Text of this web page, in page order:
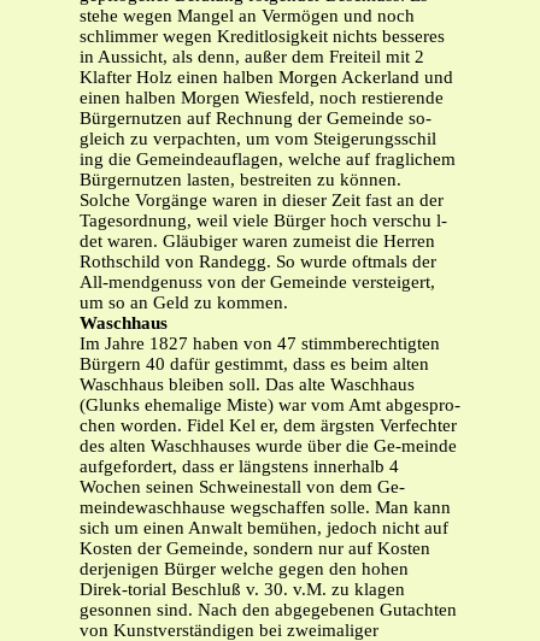
stehe wegen Mangel an Vermögen und noch
schlimmer wegen Kreditlosigkeit nichts besseres
in Aussicht, als denn, außer dem Freiteil mit 2
Klafter Holz einen halben Morgen Ackerland und
einen halben Morgen Wiesfeld, noch restierende
Bürgernutzen auf Rechnung der Gemeinde so-
gleich zu verpachten, um vom Steigerungsschil
ing die Gemeindeauflagen, welche auf fraglichem
Bürgernutzen lasten, bestreiten zu können.
Solche Vorgänge waren in dieser Zeit fast an der
Tagesordnung, weil viele Bürger hoch verschu l-
det waren. Gläubiger waren zumeist die Herren
Rothschild von Randegg. So wurde oftmals der
All-mendgenuss von der Gemeinde versteigert,
um so an Geld zu kommen.
Waschhaus
Im Jahre 1827 haben von 47 stimmberechtigten
Bürgern 40 dafür gestimmt, dass es beim alten
Waschhaus bleiben soll. Das alte Waschhaus
(Glunks ehemalige Miste) war vom Amt abgespro-
chen worden. Fidel Kel er, dem ärgsten Verfechter
des alten Waschhauses wurde über die Ge-meinde
aufgefordert, dass er längstens innerhalb 4
Wochen seinen Schweinestall von dem Ge-
meindewaschhause wegschaffen solle. Man kann
sich um einen Anwalt bemühen, jedoch nicht auf
Kosten der Gemeinde, sondern nur auf Kosten
derjenigen Bürger welche gegen den hohen
Direk-torial Beschluß v. 30. v.M. zu klagen
gesonnen sind. Nach den abgegebenen Gutachten
von Kunstverständigen bei zweimaliger